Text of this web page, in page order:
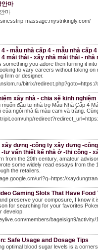
안마
마
massage.mystrikingly.com/
- mẫu nhà cấp 4 - mẫu nhà cấp
4 mái thái - xây nhà mái thái - nhà
something you adore then turning it
to vary careers without taking
firm or designer.
bitrix/
xây nhà - chia sẽ kinh
muốn đầu tư nhà trọ Mẫu Nhà Cấp 4
của ngôi nhà là màu cam và trắng.
uhp/
xây dựng -công ty xây dựng -
-tư vấn thiết kế nhà ở -thi công -
from the 20th century, amateur
some widely read essays from the
the retailers.
url?q=https://
Gaming Slots That Have Food
preserve your composure, I know it
for searching for your favorites
develop.
members/bagelsign9/activity/
Safe Usage and Dosage Tips
optimal blood sugar levels is a